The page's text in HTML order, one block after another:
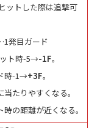
ットした際は追撃可
発目ガード
ト時-5→-1F。
時-1→+3F。
たりやすくなる。
の距離が近くなる。